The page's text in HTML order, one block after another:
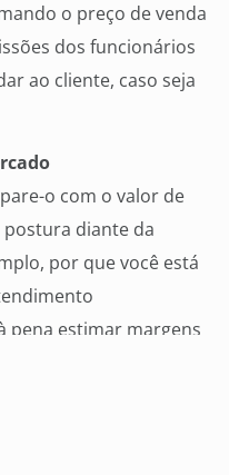
o preço de venda
dos funcionários
ao cliente, caso seja
o com o valor de
postura diante da
por que você está
pena estimar margens